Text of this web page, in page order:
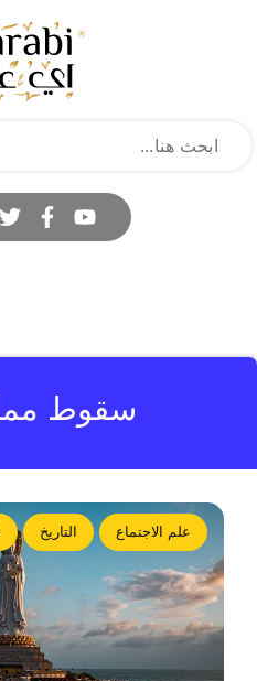
سقوط
علم الاجتماع التاريخ